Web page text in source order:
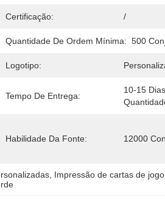
Certificação: /
Quantidade De Ordem Mínima: 500
Logotipo:
Tempo De Entrega:
10-15
Habilidade Da Fonte: 12000
Impressão de cartas de